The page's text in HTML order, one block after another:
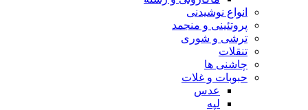
انواع نوشیدنی
پروتئینی و منجمد
ترشی و شوری
تنقلات
چاشنی ها
حبوبات و غلات
عدس
لپه